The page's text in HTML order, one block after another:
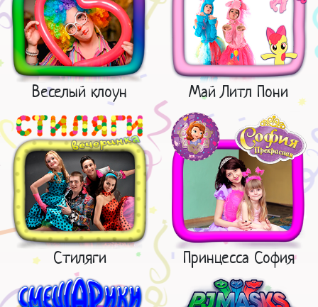
Веселый клоун Май Литл Пони
Стиляги Принцесса София